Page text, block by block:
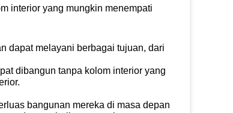
interior yang mungkin menempati
dapat melayani berbagai tujuan, dari
dibangun tanpa kolom interior yang
bangunan mereka di masa depan